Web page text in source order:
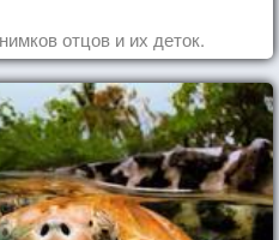
отцов и их деток.